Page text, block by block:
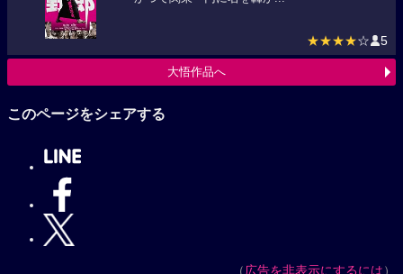
かつて関東一円に名を轟か...
★★★★ ☆ 5
大悟作品へ
このページをシェアする